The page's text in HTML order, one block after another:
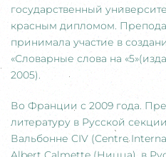
государственный
красным дипломом.
принимала участие в
«Словарные слова на
2005).
Во Франции с 2009 года.
литературу в Русской
Вальбонне CIV (Centre